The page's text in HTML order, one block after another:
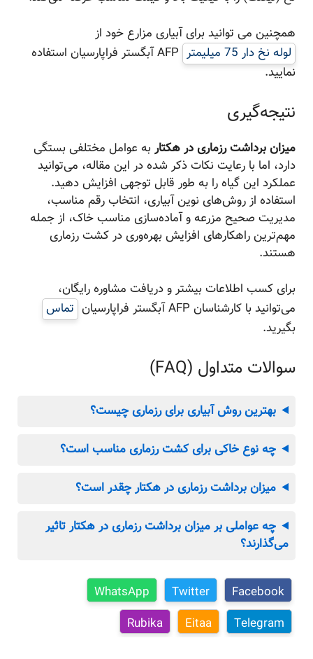
همچنین می توانید برای آبیاری مزارع خود از
لوله نخ دار 75 میلیمتر
AFP آبگستر فراپارسیان استفاده
نمایید.
نتیجه‌گیری
میزان برداشت رزماری در هکتار به عوامل مختلفی بستگی
دارد، اما با رعایت نکات ذکر شده در این مقاله، می‌توانید
عملکرد این گیاه را به طور قابل توجهی افزایش دهید.
استفاده از روش‌های نوین آبیاری، انتخاب رقم مناسب،
مدیریت صحیح مزرعه و آماده‌سازی مناسب خاک، از جمله
مهم‌ترین راهکارهای افزایش بهره‌وری در کشت رزماری
هستند.
برای کسب اطلاعات بیشتر و دریافت مشاوره رایگان،
می‌توانید با کارشناسان AFP آبگستر فراپارسیان
تماس
بگیرید.
سوالات متداول (FAQ)
بهترین روش آبیاری برای رزماری چیست؟
چه نوع خاکی برای کشت رزماری مناسب است؟
میزان برداشت رزماری در هکتارچقدر است؟
چه عواملی برمیزان برداشت رزماری در هکتارتاثیر
می‌گذارند؟
Facebook
Twitter
WhatsApp
Telegram
Eitaa
Rubika